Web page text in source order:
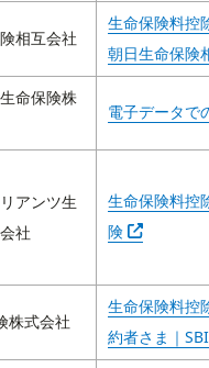
相互会社
生命保険料控
朝日生命保険
命保険株
電子データで
アンツ生
社
生命保険料控
険
Abra em
株式会社
生命保険料控
約者さま｜